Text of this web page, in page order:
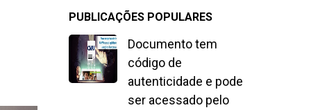
PUBLICAÇÕES POPULARES
Documento tem
código de
autenticidade e pode
ser acessado pelo